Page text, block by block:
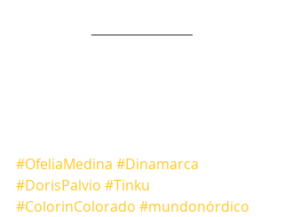
#OfeliaMedina #Dinamarca
#DorisPalvio #Tinku
#ColorinColorado #mundonórdico